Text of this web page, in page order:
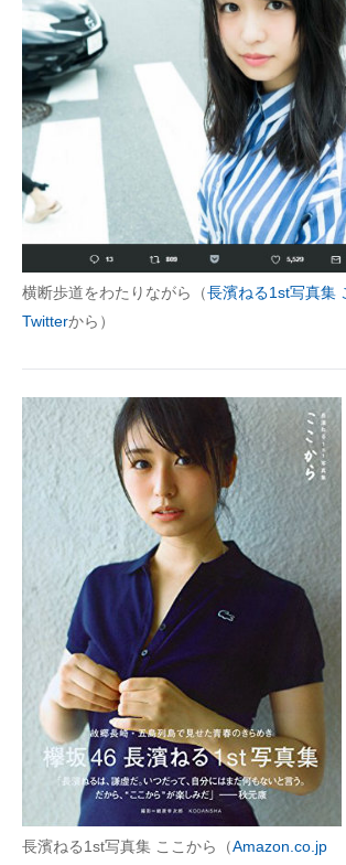
AI活用のいまが分かる
企業ITのトレンドを詳説
経営リーダーのコミュニティ
マーケ×ITの今がよく分かる
ITエンジニア向け専門サイト
企業向けIT製品の総合サイト
IT製品の技術・比較・事例
製造業のIT導入・活用を支援
モノづくり技術者専門サイト
エレクトロニクス専門サイト
電子設計の基本と応用
エネルギーの専門メディア
建設×テクノロジーの最前線
ちょっと気になるネットの話題
横断歩道をわたりながら（長濱ねる1st写真集
Twitterから）
長濱ねる1st写真集 ここから（Amazon.co.jp